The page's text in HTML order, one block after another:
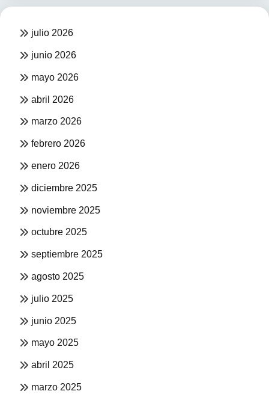
julio 2026
junio 2026
mayo 2026
abril 2026
marzo 2026
febrero 2026
enero 2026
diciembre 2025
noviembre 2025
octubre 2025
septiembre 2025
agosto 2025
julio 2025
junio 2025
mayo 2025
abril 2025
marzo 2025